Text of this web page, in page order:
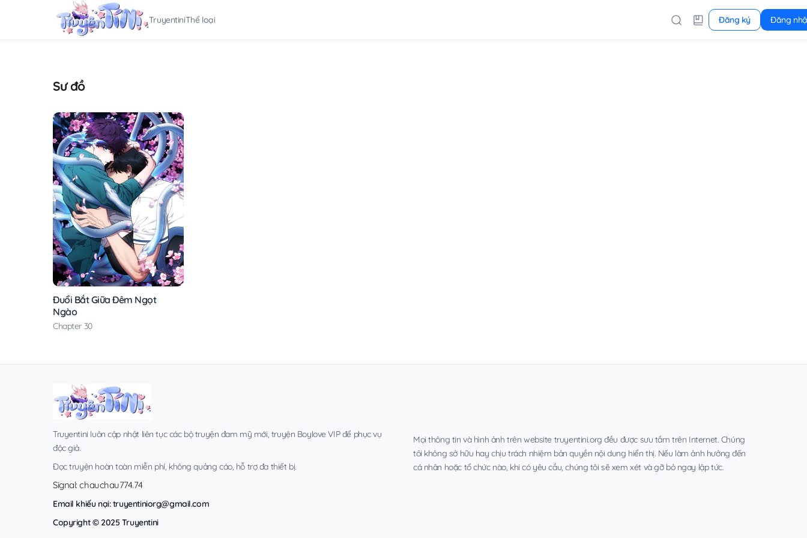
TruyentiniThể loại Đăng ký Đăng
Sư đồ
Đuổi Bắt Giữa Đêm Ngọt
Ngào
Chapter 30
Truyentini luôn cập nhật liên tục các bộ truyện đam mỹ mới, truyện Boylove VIP để phục vụ
độc giả.
Đọc truyện hoàn toàn miễn phí, không quảng cáo, hỗ trợ đa thiết bị.
Signal: chauchau774.74
Email khiếu nại:truyentiniorg@gmail.com
Copyright © 2025 Truyentini
Mọi thông tin và hình ảnh trên website truyentini.org đều được sưu tầm trên Internet. Chúng
tôi không sở hữu hay chịu trách nhiệm bản quyền nội dung hiển thị. Nếu làm ảnh hưởng đến
cá nhân hoặc tổ chức nào, khi có yêu cầu, chúng tôi sẽ xem xét và gỡ bỏ ngay lập tức.